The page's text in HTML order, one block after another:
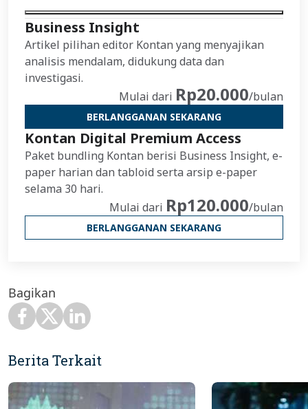
Business Insight
Artikel pilihan editor Kontan yang menyajikan
analisis mendalam, didukung data dan
investigasi.
Mulai dari Rp20.000/bulan
BERLANGGANAN SEKARANG
Kontan Digital Premium Access
Paket bundling Kontan berisi Business Insight, e-
paper harian dan tabloid serta arsip e-paper
selama 30 hari.
Mulai dari Rp120.000/bulan
BERLANGGANAN SEKARANG
Bagikan
Berita Terkait